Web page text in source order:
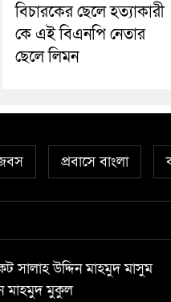
বিচারকের ছেলে হত্যাকারী
কে এই বিএনপি নেতার
ছেলে লিমন
প্রবাসে বাংলা
উদ্দিন মাহমুদ মাসুম
মাহমুদ মুকুল